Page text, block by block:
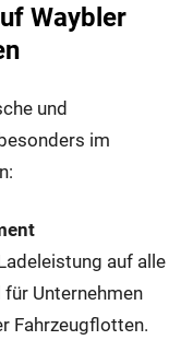
Waybler
und
im
auf alle
Unternehmen
Fahrzeugflotten.